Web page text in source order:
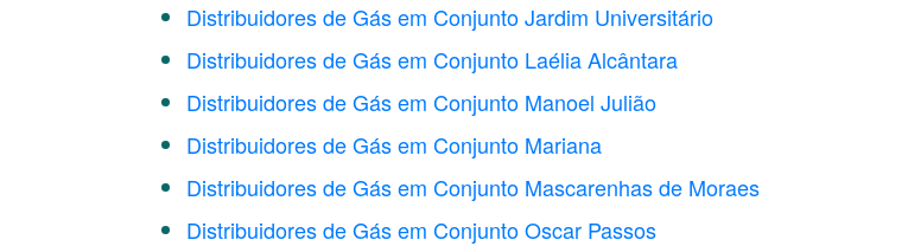
Distribuidores de Gás em Conjunto Jardim Universitário
Distribuidores de Gás em Conjunto Laélia Alcântara
Distribuidores de Gás em Conjunto Manoel Julião
Distribuidores de Gás em Conjunto Mariana
Distribuidores de Gás em Conjunto Mascarenhas de Moraes
Distribuidores de Gás em Conjunto Oscar Passos